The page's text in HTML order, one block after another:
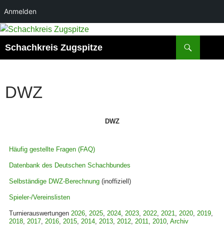
Anmelden
Zum
springen
Schachkreis Zugspitze
DWZ
DWZ
Häufig gestellte Fragen (FAQ)
Datenbank des Deutschen Schachbundes
Selbständige DWZ-Berechnung (inoffiziell)
Spieler-/Vereinslisten
Turnierauswertungen 2026 2025 2024 2023 2022 2021 2020 2019
2018 2017 2016 2015 2014 2013 2012 2011 2010 Archiv